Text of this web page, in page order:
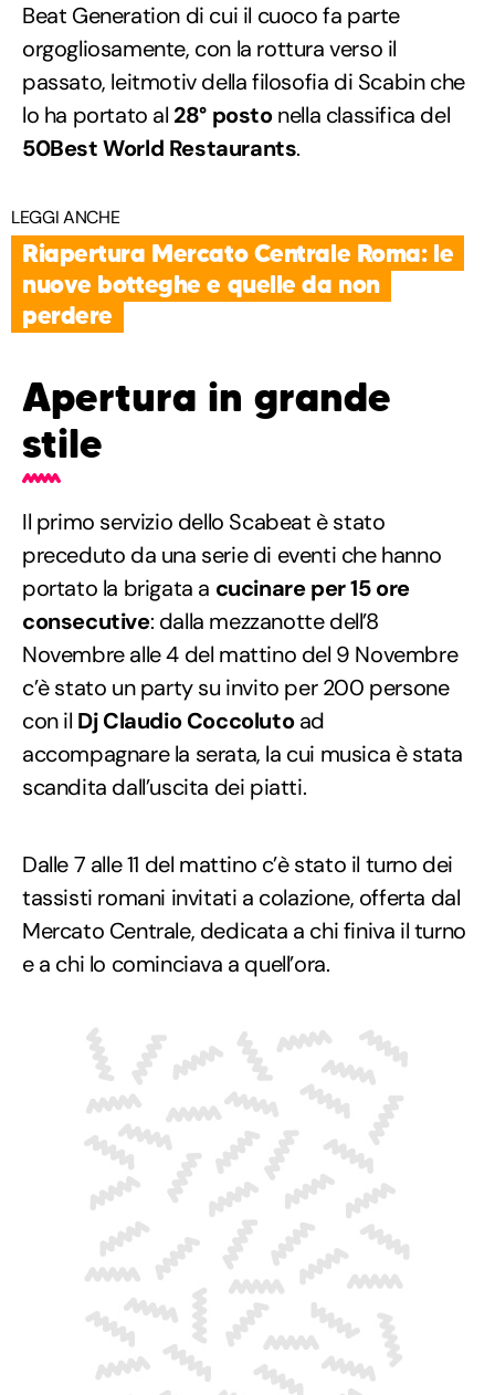
Beat Generation di cui il cuoco fa parte
orgogliosamente, con la rottura verso il
passato, leitmotiv della filosofia di Scabin che
lo ha portato al 28° postonella classifica del
50Best World Restaurants.
LEGGI ANCHE
Riapertura Mercato Centrale Roma: le
nuove botteghe e quelle da non
perdere
Apertura in grande
stile
Il primo servizio dello Scabeat è stato
preceduto da una serie di eventi che hanno
portato la brigata a cucinare per 15 ore
consecutive: dalla mezzanotte dell’8
Novembre alle 4 del mattino del 9 Novembre
c’è stato un party su invito per 200 persone
con il Dj Claudio Coccolutoad
accompagnare la serata, la cui musica è stata
scandita dall’uscita dei piatti.
Dalle 7 alle 11 del mattino c’è stato il turno dei
tassisti romani invitati a colazione, offerta dal
Mercato Centrale, dedicata a chi finiva il turno
e a chi lo cominciava a quell’ora.